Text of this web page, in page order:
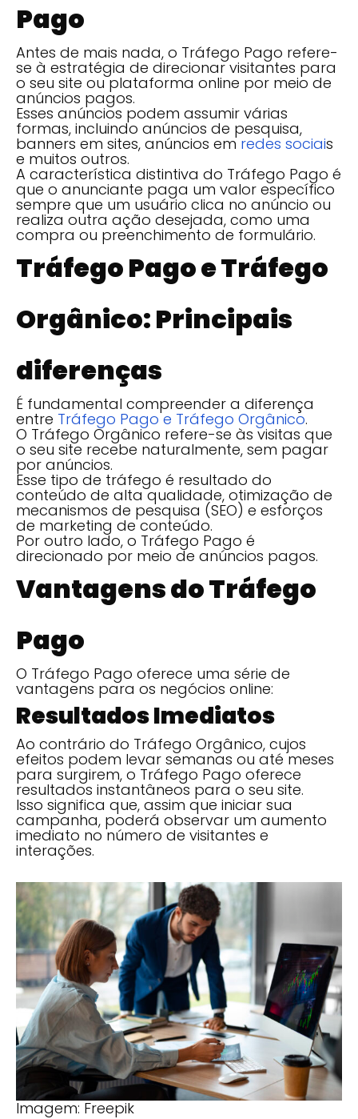
Pago
Antes de mais nada, o Tráfego Pago refere-
se à estratégia de direcionar visitantes para
o seu site ou plataforma online por meio de
anúncios pagos.
Esses anúncios podem assumir várias
formas, incluindo anúncios de pesquisa,
banners em sites, anúncios em redes sociais
e muitos outros.
A característica distintiva do Tráfego Pago é
que o anunciante paga um valor específico
sempre que um usuário clica no anúncio ou
realiza outra ação desejada, como uma
compra ou preenchimento de formulário.
Tráfego Pago e Tráfego
Orgânico: Principais
diferenças
É fundamental compreender a diferença
entre Tráfego Pago e Tráfego Orgânico.
O Tráfego Orgânico refere-se às visitas que
o seu site recebe naturalmente, sem pagar
por anúncios.
Esse tipo de tráfego é resultado do
conteúdo de alta qualidade, otimização de
mecanismos de pesquisa (SEO) e esforços
de marketing de conteúdo.
Por outro lado, o Tráfego Pago é
direcionado por meio de anúncios pagos.
Vantagens do Tráfego
Pago
O Tráfego Pago oferece uma série de
vantagens para os negócios online:
Resultados Imediatos
Ao contrário do Tráfego Orgânico, cujos
efeitos podem levar semanas ou até meses
para surgirem, o Tráfego Pago oferece
resultados instantâneos para o seu site.
Isso significa que, assim que iniciar sua
campanha, poderá observar um aumento
imediato no número de visitantes e
interações.
Imagem: Freepik